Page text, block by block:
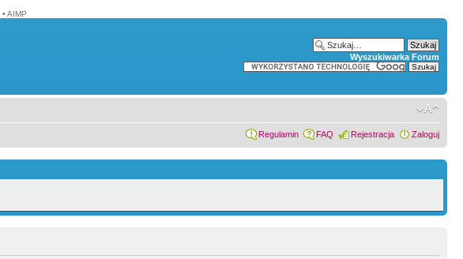
• AIMP
Wyszukiwarka Forum
Regulamin FAQ Rejestracja Zaloguj